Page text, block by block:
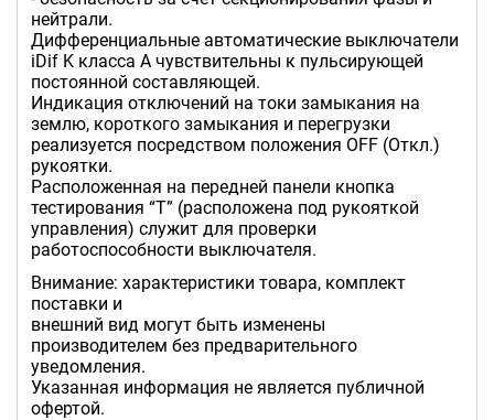
нейтрали.
Дифференциальные автоматические выключатели
iDif K класса А чувствительны к пульсирующей
постоянной составляющей.
Индикация отключений на токи замыкания на
землю, короткого замыкания и перегрузки
реализуется посредством положения OFF (Откл.)
рукоятки.
Расположенная на передней панели кнопка
тестирования “T” (расположена под рукояткой
управления) служит для проверки
работоспособности выключателя.
Внимание: характеристики товара, комплект
поставки и
внешний вид могут быть изменены
производителем без предварительного
уведомления.
Указанная информация не является публичной
офертой.